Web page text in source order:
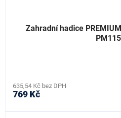
Zahradní hadice
635,54 Kč bez DPH
769 Kč